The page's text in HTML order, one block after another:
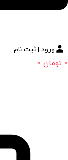
ورود | ثبت نام
0 تومان 0